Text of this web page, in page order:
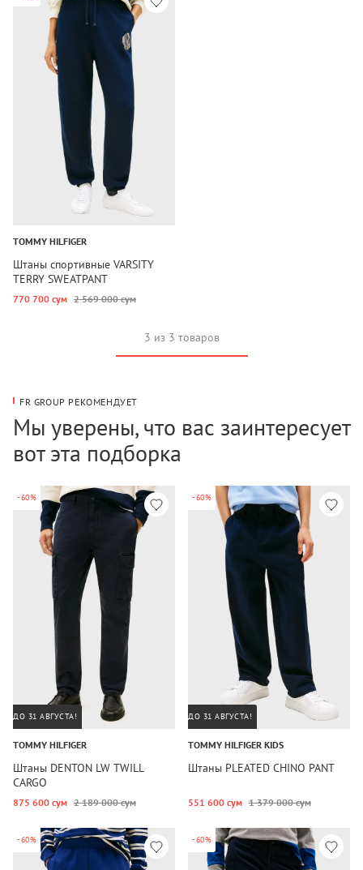
TOMMY HILFIGER
Штаны спортивные VARSITY
TERRY SWEATPANT
770 700 сум 2 569 000 сум
3 из 3 товаров
FR GROUP РЕКОМЕНДУЕТ
Мы уверены, что вас заинтересует
вот эта подборка
-60%
ДО 31 АВГУСТА!
TOMMY HILFIGER
Штаны DENTON LW TWILL
CARGO
875 600 сум 2 189 000 сум
-60%
ДО 31 АВГУСТА!
TOMMY HILFIGER KIDS
Штаны PLEATED CHINO PANT
551 600 сум 1 379 000 сум
-60% -60%